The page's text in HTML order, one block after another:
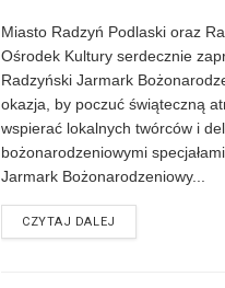
Miasto Radzyń Podlaski oraz
Ośrodek Kultury serdecznie
Radzyński Jarmark
okazja, by poczuć świąteczną
wspierać lokalnych twórców i
bożonarodzeniowymi
Jarmark Bożonarodzeniowy...
CZYTAJ DALEJ